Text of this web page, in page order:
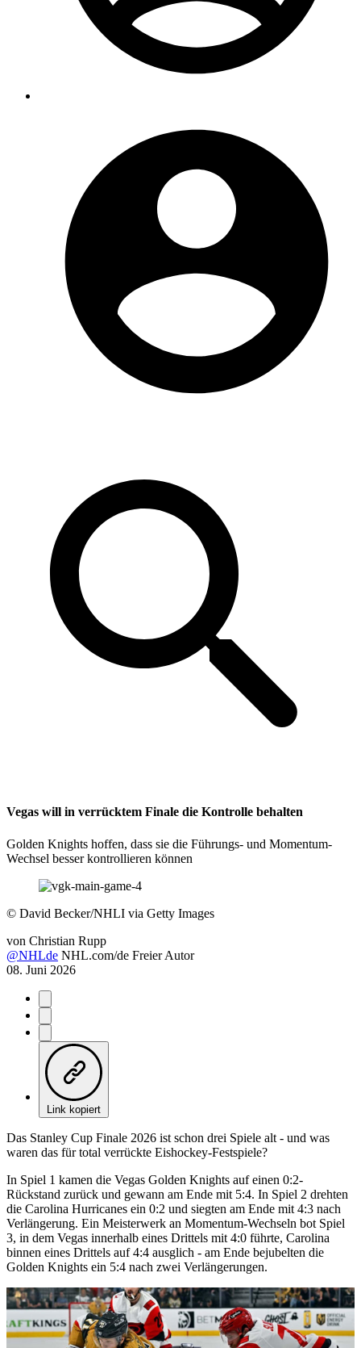
Vegas will in verrücktem Finale die Kontrolle behalten
Golden Knights hoffen, dass sie die Führungs- und Momentum-
Wechsel besser kontrollieren können
© David Becker/NHLI via Getty Images
von Christian Rupp
@NHLde NHL.com/de Freier Autor
08. Juni 2026
Link kopiert
Das Stanley Cup Finale 2026 ist schon drei Spiele alt - und was
waren das für total verrückte Eishockey-Festspiele?
In Spiel 1 kamen die Vegas Golden Knights auf einen 0:2-
Rückstand zurück und gewann am Ende mit 5:4. In Spiel 2 drehten
die Carolina Hurricanes ein 0:2 und siegten am Ende mit 4:3 nach
Verlängerung. Ein Meisterwerk an Momentum-Wechseln bot Spiel
3, in dem Vegas innerhalb eines Drittels mit 4:0 führte, Carolina
binnen eines Drittels auf 4:4 ausglich - am Ende bejubelten die
Golden Knights ein 5:4 nach zwei Verlängerungen.